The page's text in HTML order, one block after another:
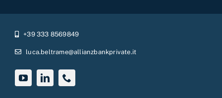
+39 333 8569849
luca.beltrame@allianzbankprivate.it